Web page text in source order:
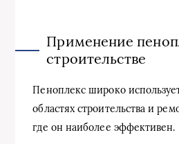
Применение
строительстве
Пеноплекс широко
областях строительства и
где он наиболее эффективен.